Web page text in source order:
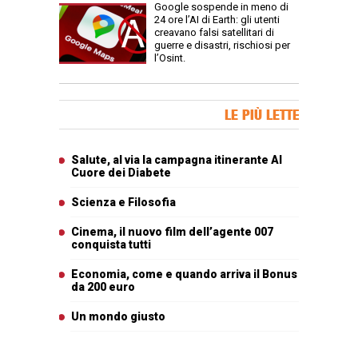
Google sospende in meno di
24 ore l’AI di Earth: gli utenti
creavano falsi satellitari di
guerre e disastri, rischiosi per
l’Osint.
LE PIÙ LETTE
Salute, al via la campagna itinerante Al
Cuore dei Diabete
Scienza e Filosofia
Cinema, il nuovo film dell’agente 007
conquista tutti
Economia, come e quando arriva il Bonus
da 200 euro
Un mondo giusto